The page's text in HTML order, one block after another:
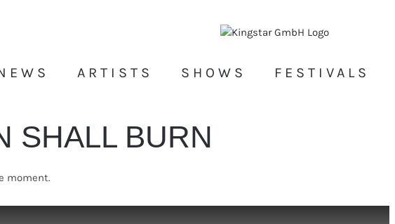
ARTISTS SHOWS FESTIVALS
SHALL BURN
moment.